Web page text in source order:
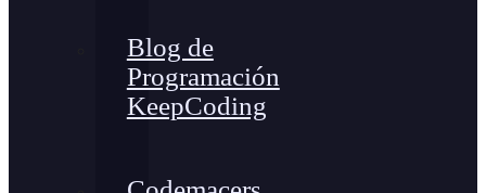
Blog de
Programación
KeepCoding